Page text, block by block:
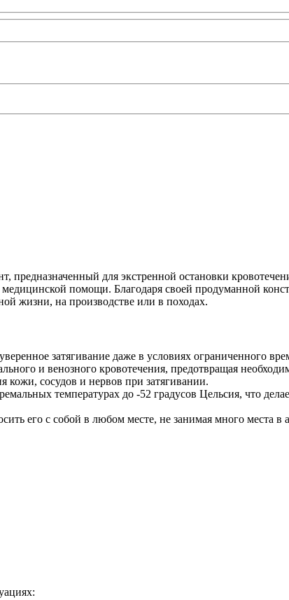
для экстренной остановки
помощи. Благодаря своей продуманной
жизни, на производстве или в походах.
затягивание даже в условиях ограниченного
и венозного кровотечения, предотвращая
кожи, сосудов и нервов при затягивании.
температурах до -52 градусов Цельсия, что
его с собой в любом месте, не занимая много места в